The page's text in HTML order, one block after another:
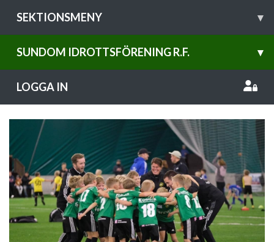
SEKTIONSMENY ▾
SUNDOM IDROTTSFÖRENING R.F. ▾
LOGGA IN